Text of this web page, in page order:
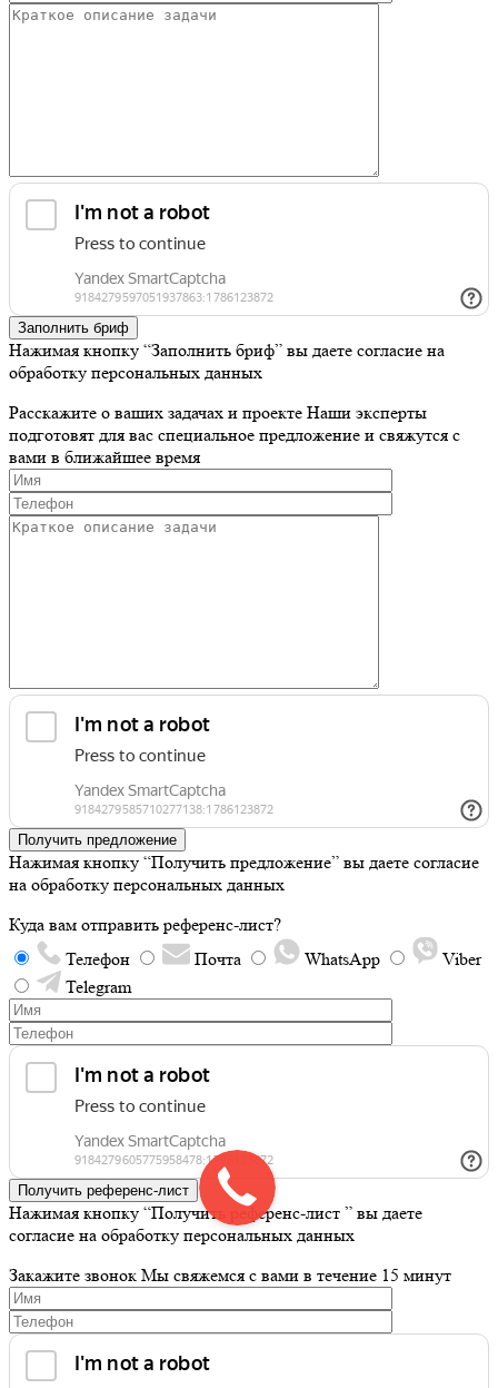
Заполнить бриф
Нажимая кнопку “Заполнить бриф” вы даете согласие на
обработку персональных данных
Расскажите о ваших задачах и проекте Наши эксперты
подготовят для вас специальное предложение и свяжутся с
вами в ближайшее время
Получить предложение
Нажимая кнопку “Получить предложение” вы даете согласие
на обработку персональных данных
Куда вам отправить референс-лист?
Телефон
Почта WhatsApp
Viber
Telegram
Получить референс-лист
Нажимая кнопку “Получить референс-лист ” вы даете
согласие на обработку персональных данных
Закажите звонок Мы свяжемся с вами в течение 15 минут